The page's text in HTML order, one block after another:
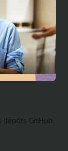
dépôts GitHub.